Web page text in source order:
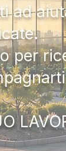
ad
per